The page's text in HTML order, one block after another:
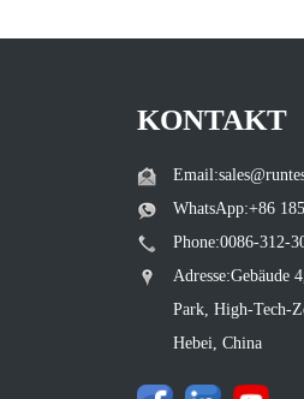
KONTAKT
WhatsApp:+86
Phone:0086-312-
Adresse:Gebäude
Park, High-Tech-
Hebei, China